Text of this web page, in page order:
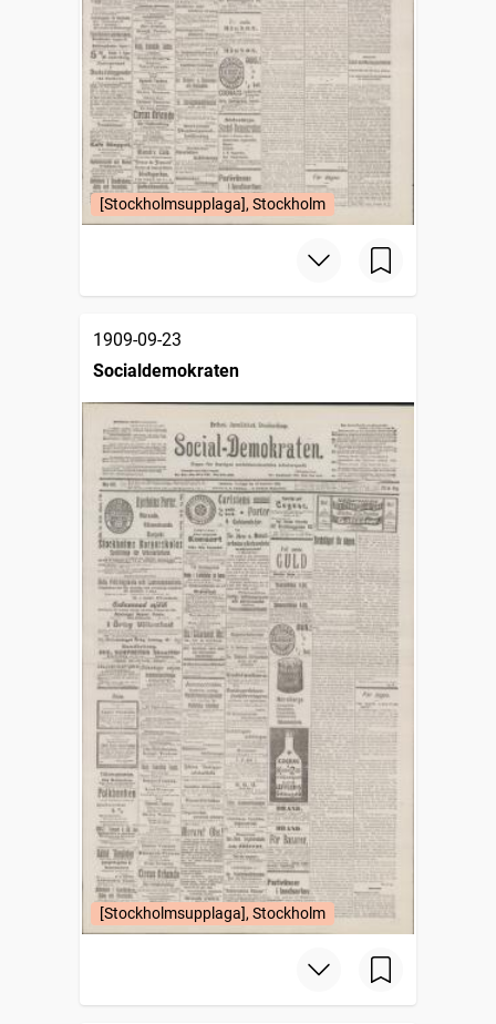
[Stockholmsupplaga], Stockholm
1909-09-23
Socialdemokraten
[Stockholmsupplaga], Stockholm